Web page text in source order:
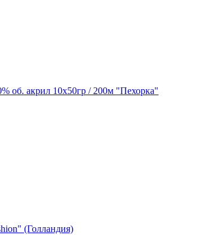
об. акрил 10х50гр / 200м "Пехорка"
(Голландия)